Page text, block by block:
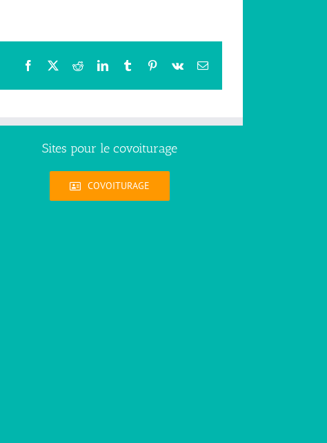
Facebook RedditLinkedInTumblr Pinterest
Vk Email
Sites pour le covoiturage
COVOITURAGE